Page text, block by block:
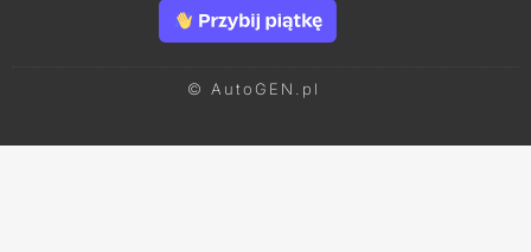
© AutoGEN.pl